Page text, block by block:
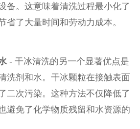
备。这意味着清洗过程最小化了
省了大量时间和劳动力成本。
- 干冰清洗的另一个显著优点是
洗剂和水。干冰颗粒在接触表面
二次污染。这种方法不仅降低了
避免了化学物质残留和水资源的